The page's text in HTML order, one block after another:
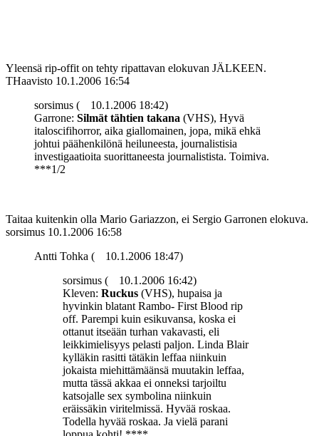
Yleensä rip-offit on tehty ripattavan elokuvan JÄLKEEN.
THaavisto 10.1.2006 16:54
sorsimus (
10.1.2006 18:42)
Garrone: Silmät tähtien takana (VHS), Hyvä
italoscifihorror, aika giallomainen, jopa, mikä ehkä
johtui päähenkilönä heiluneesta, journalistisia
investigaatioita suorittaneesta journalistista. Toimiva.
***1/2
Taitaa kuitenkin olla Mario Gariazzon, ei Sergio Garronen elokuva.
sorsimus 10.1.2006 16:58
Antti Tohka (
10.1.2006 18:47)
sorsimus (
10.1.2006 16:42)
Kleven: Ruckus (VHS), hupaisa ja
hyvinkin blatant Rambo- First Blood rip
off. Parempi kuin esikuvansa, koska ei
ottanut itseään turhan vakavasti, eli
leikkimielisyys pelasti paljon. Linda Blair
kylläkin rasitti tätäkin leffaa niinkuin
jokaista miehittämäänsä muutakin leffaa,
mutta tässä akkaa ei onneksi tarjoiltu
katsojalle sex symbolina niinkuin
eräissäkin viritelmissä. Hyvää roskaa.
Todella hyvää roskaa. Ja vielä parani